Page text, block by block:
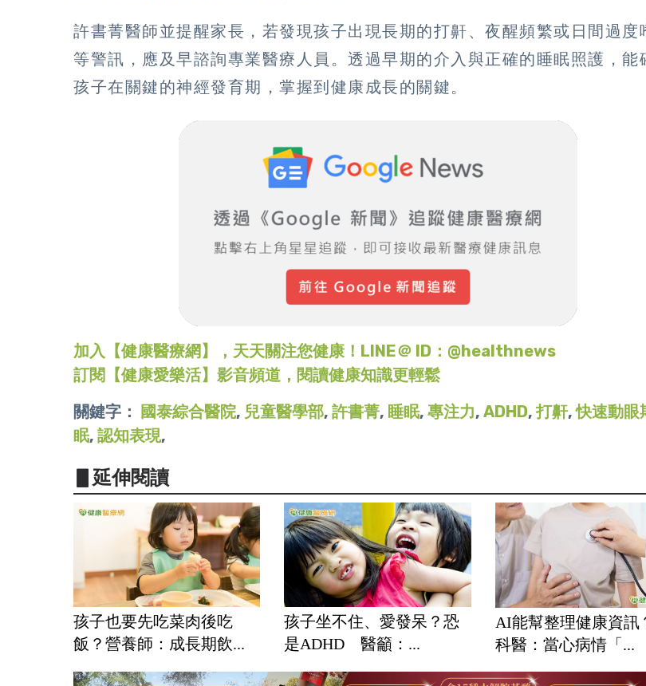
許書菁醫師並提醒家長，若發現孩子出現長期的打鼾、夜醒頻繁或日間過度
等警訊，應及早諮詢專業醫療人員。透過早期的介入與正確的睡眠照護，能
孩子在關鍵的神經發育期，掌握到健康成長的關鍵。
加入【健康醫療網】，天天關注您健康！LINE＠ ID：@healthnews
訂閱【健康愛樂活】影音頻道，閱讀健康知識更輕鬆
關鍵字：
國泰綜合醫院, 兒童醫學部, 許書菁, 睡眠, 專注力, ADHD, 打鼾,快速動眼
眠, 認知表現,
▋延伸閱讀
孩子也要先吃菜肉後吃
飯？營養師：成長期飲...
孩子坐不住、愛發呆？恐
是ADHD 醫籲：...
AI能幫整理健康資訊
科醫：當心病情「...